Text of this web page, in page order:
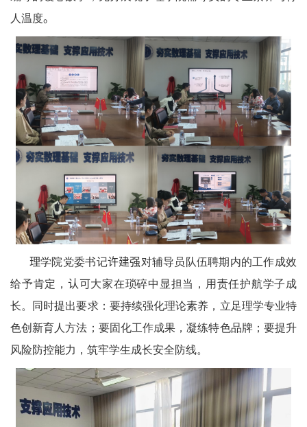
人温度。
理学院党委书记许建强对辅导员队伍聘期内的工作成效
给予肯定， 认可大家在琐碎中显担当，用责任护航学子成
长。同时提出要求：要持续强化理论素养，立足理学专业特
色创新育人方法；要固化工作成果，凝练特色品牌；要提升
风险防控能力，筑牢学生成长安全防线。